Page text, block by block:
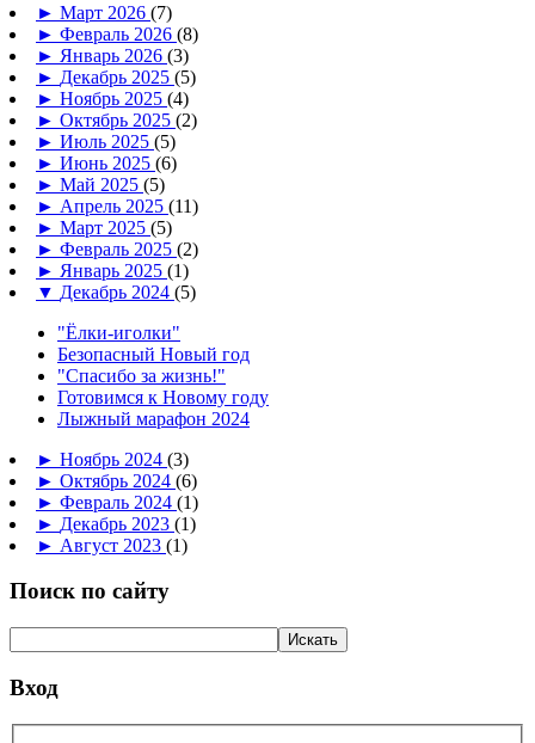
► Март 2026 (7)
► Февраль 2026 (8)
► Январь 2026 (3)
► Декабрь 2025 (5)
► Ноябрь 2025 (4)
► Октябрь 2025 (2)
► Июль 2025 (5)
► Июнь 2025 (6)
► Май 2025 (5)
► Апрель 2025 (11)
► Март 2025 (5)
► Февраль 2025 (2)
► Январь 2025 (1)
▼ Декабрь 2024 (5)
"Ёлки-иголки"
Безопасный Новый год
"Спасибо за жизнь!"
Готовимся к Новому году
Лыжный марафон 2024
► Ноябрь 2024 (3)
► Октябрь 2024 (6)
► Февраль 2024 (1)
► Декабрь 2023 (1)
► Август 2023 (1)
Поиск по сайту
Вход